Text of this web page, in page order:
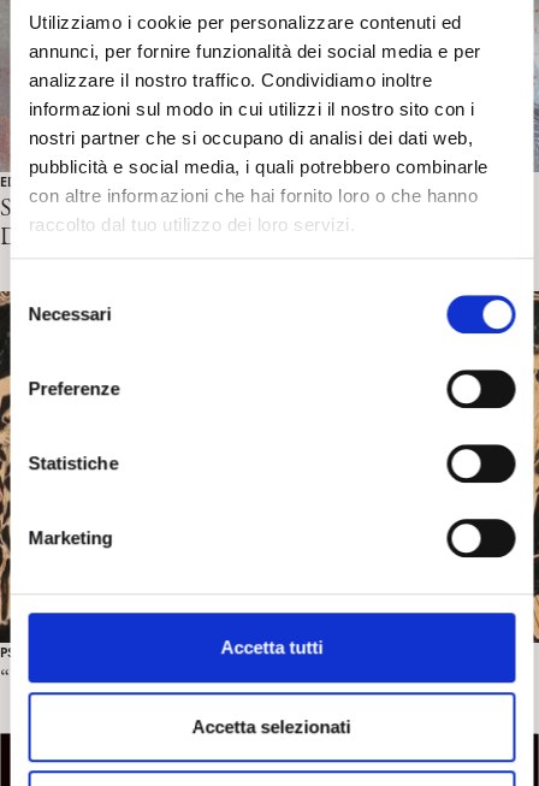
Utilizziamo i cookie per personalizzare contenuti ed
annunci, per fornire funzionalità dei social media e per
analizzare il nostro traffico. Condividiamo inoltre
informazioni sul modo in cui utilizzi il nostro sito con i
nostri partner che si occupano di analisi dei dati web,
pubblicità e social media, i quali potrebbero combinarle
con altre informazioni che hai fornito loro o che hanno
raccolto dal tuo utilizzo dei loro servizi.
S
e
z
i
o
n
e
d
e
l
Necessari
Preferenze
Statistiche
Marketing
Accetta tutti
Accetta selezionati
EDUCATIONAL
S. FERENCZI – F. Borgogno intervistato da D.
D’Alessandro
PSICOANALISI E ALTRI SAPERI
“Un tempo per l’amore”